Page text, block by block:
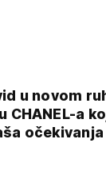
u novom
CHANEL-a
očekivanja